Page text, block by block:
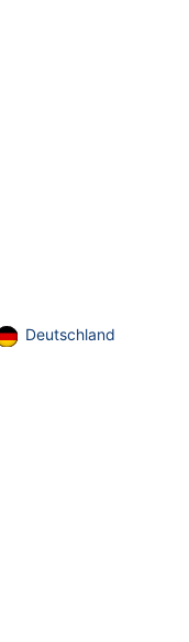
Deutschland